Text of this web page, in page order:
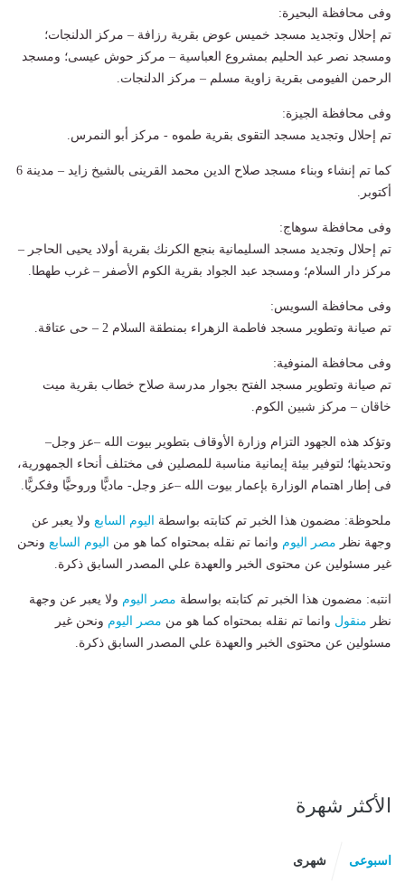
وفى محافظة البحيرة:
تم إحلال وتجديد مسجد خميس عوض بقرية رزافة – مركز الدلنجات؛
ومسجد نصر عبد الحليم بمشروع العباسية – مركز حوش عيسى؛ ومسجد
الرحمن الفيومى بقرية زاوية مسلم – مركز الدلنجات.
وفى محافظة الجيزة:
تم إحلال وتجديد مسجد التقوى بقرية طموه - مركز أبو النمرس.
كما تم إنشاء وبناء مسجد صلاح الدين محمد القرينى بالشيخ زايد – مدينة 6
أكتوبر.
وفى محافظة سوهاج:
تم إحلال وتجديد مسجد السليمانية بنجع الكرنك بقرية أولاد يحيى الحاجر –
مركز دار السلام؛ ومسجد عبد الجواد بقرية الكوم الأصفر – غرب طهطا.
وفى محافظة السويس:
تم صيانة وتطوير مسجد فاطمة الزهراء بمنطقة السلام 2 – حى عتاقة.
وفى محافظة المنوفية:
تم صيانة وتطوير مسجد الفتح بجوار مدرسة صلاح خطاب بقرية ميت
خاقان – مركز شبين الكوم.
وتؤكد هذه الجهود التزام وزارة الأوقاف بتطوير بيوت الله –عز وجل–
وتحديثها؛ لتوفير بيئة إيمانية مناسبة للمصلين فى مختلف أنحاء الجمهورية،
فى إطار اهتمام الوزارة بإعمار بيوت الله –عز وجل- ماديًّا وروحيًّا وفكريًّا.
ملحوظة: مضمون هذا الخبر تم كتابته بواسطة اليوم السابع ولا يعبر عن
وجهة نظر مصر اليوم وانما تم نقله بمحتواه كما هو من اليوم السابع ونحن
غير مسئولين عن محتوى الخبر والعهدة علي المصدر السابق ذكرة.
انتبه: مضمون هذا الخبر تم كتابته بواسطة مصر اليوم ولا يعبر عن وجهة
نظر منقول وانما تم نقله بمحتواه كما هو من مصر اليوم ونحن غير
مسئولين عن محتوى الخبر والعهدة علي المصدر السابق ذكرة.
الأكثر شهرة
اسبوعى شهرى